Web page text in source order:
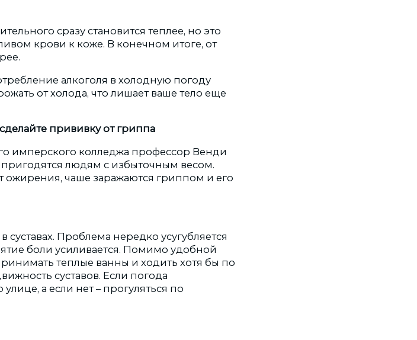
сразу становится теплее, но это
крови к коже. В конечном итоге, от
алкоголя в холодную погоду
от холода, что лишает ваше тело еще
прививку от гриппа
имперского колледжа профессор Венди
пригодятся людям с избыточным весом.
ожирения, чаше заражаются гриппом и его
Проблема нередко усугубляется
боли усиливается. Помимо удобной
теплые ванны и ходить хотя бы по
суставов. Если погода
а если нет – прогуляться по